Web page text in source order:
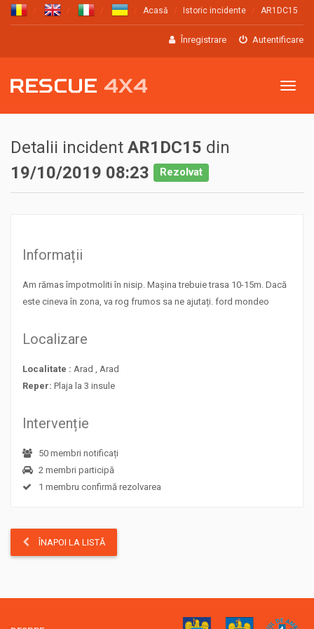
Acasă Istoric incidente AR1DC15
Înregistrare Autentificare
Meniu
Detalii incident AR1DC15 din
19/10/2019 08:23
Rezolvat
Informații
Am rămas împotmoliti în nisip. Mașina trebuie trasa 10-15m. Dacă
este cineva în zona, va rog frumos sa ne ajutați. ford mondeo
Localizare
Localitate : Arad , Arad
Reper: Plaja la 3 insule
Intervenție
50 membri notificați
2 membri participă
1 membru confirmă rezolvarea
ÎNAPOI LA LISTĂ